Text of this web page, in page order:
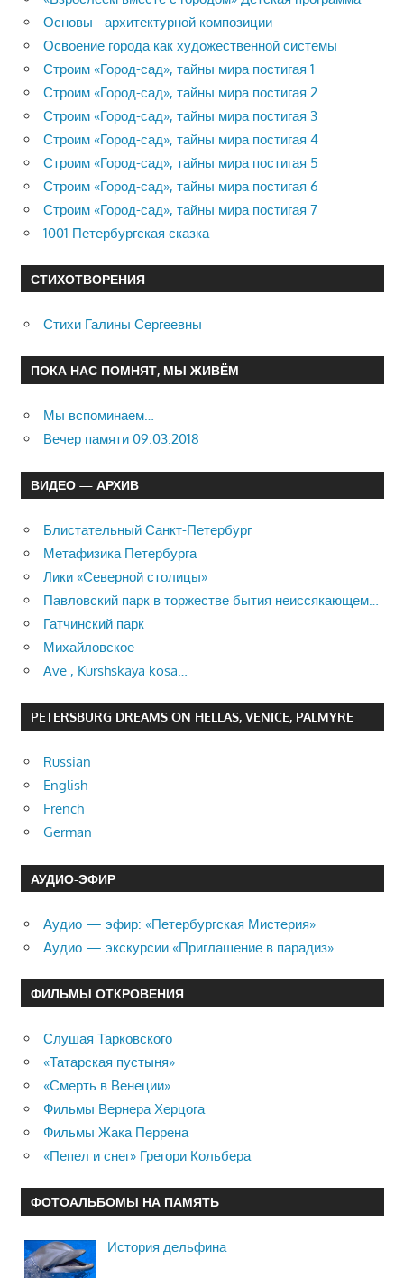
Основы архитектурной композиции
Освоение города как художественной системы
Строим «Город-сад», тайны мира постигая 1
Строим «Город-сад», тайны мира постигая 2
Строим «Город-сад», тайны мира постигая 3
Строим «Город-сад», тайны мира постигая 4
Строим «Город-сад», тайны мира постигая 5
Строим «Город-сад», тайны мира постигая 6
Строим «Город-сад», тайны мира постигая 7
1001 Петербургская сказка
СТИХОТВОРЕНИЯ
Стихи Галины Сергеевны
ПОКА НАС ПОМНЯТ, МЫ ЖИВЁМ
Мы вспоминаем…
Вечер памяти 09.03.2018
ВИДЕО — АРХИВ
Блистательный Санкт-Петербург
Метафизика Петербурга
Лики «Северной столицы»
Павловский парк в торжестве бытия неиссякающем…
Гатчинский парк
Михайловское
Ave , Kurshskaya kosa…
PETERSBURG DREAMS ON HELLAS, VENICE, PALMYRE
Russian
English
French
German
АУДИО-ЭФИР
Аудио — эфир: «Петербургская Мистерия»
Аудио — экскурсии «Приглашение в парадиз»
ФИЛЬМЫ ОТКРОВЕНИЯ
Слушая Тарковского
«Татарская пустыня»
«Смерть в Венеции»
Фильмы Вернера Херцога
Фильмы Жака Перрена
«Пепел и снег» Грегори Кольбера
ФОТОАЛЬБОМЫ НА ПАМЯТЬ
История дельфина